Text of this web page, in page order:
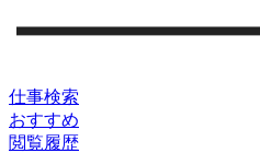
仕事検索
おすすめ
閲覧履歴